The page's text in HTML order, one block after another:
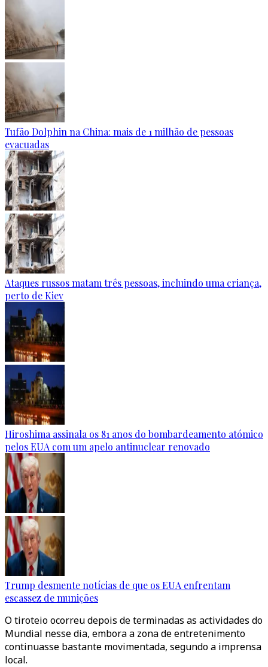
Tufão Dolphin na China: mais de 1 milhão de pessoas
evacuadas
Ataques russos matam três pessoas, incluindo uma criança,
perto de Kiev
Hiroshima assinala os 81 anos do bombardeamento atómico
pelos EUA com um apelo antinuclear renovado
Trump desmente notícias de que os EUA enfrentam
escassez de munições
O tiroteio ocorreu depois de terminadas as actividades do
Mundial nesse dia, embora a zona de entretenimento
continuasse bastante movimentada, segundo a imprensa
local.